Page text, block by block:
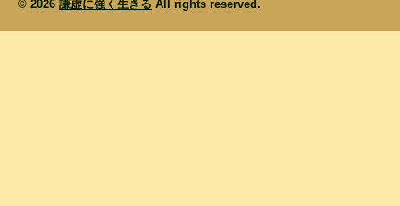
© 2026 謙虚に強く生きる All rights reserved.